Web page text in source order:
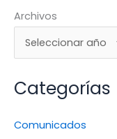
Archivos
Categorías
Comunicados